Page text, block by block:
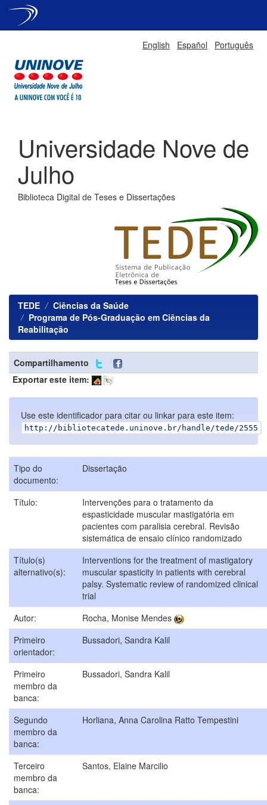
English Español Português
Universidade Nove de
Julho
Biblioteca Digital de Teses e Dissertações
TEDE
Ciências da Saúde
Programa de Pós-Graduação em Ciências da
Reabilitação
Compartilhamento
Exportar este item:
Use este identificador para citar ou linkar para este item:
http://bibliotecatede.uninove.br/handle/tede/2555
Tipo do
documento:
Dissertação
Título:
Intervenções para o tratamento da
espasticidade muscular mastigatória em
pacientes com paralisia cerebral. Revisão
sistemática de ensaio clínico randomizado
Título(s)
alternativo(s):
Interventions for the treatment of mastigatory
muscular spasticity in patients with cerebral
palsy. Systematic review of randomized clinical
trial
Autor:
Rocha, Monise Mendes
Primeiro
orientador:
Bussadori, Sandra Kalil
Primeiro
membro da
banca:
Bussadori, Sandra Kalil
Segundo
membro da
banca:
Horliana, Anna Carolina Ratto Tempestini
Terceiro
membro da
banca:
Santos, Elaine Marcilio